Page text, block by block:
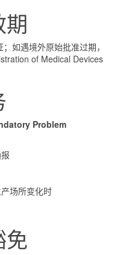
如遇境外原始批准过期，
of Medical Devices
Problem
场所变化时
免